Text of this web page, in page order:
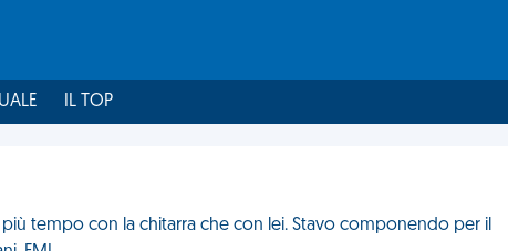
IL TOP
tempo con la chitarra che con lei. Stavo componendo per il